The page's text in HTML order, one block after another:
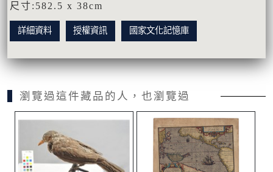
尺寸:582.5 x 38cm
詳細資料 授權資訊 國家文化記憶庫
瀏覽過這件藏品的人，也瀏覽過